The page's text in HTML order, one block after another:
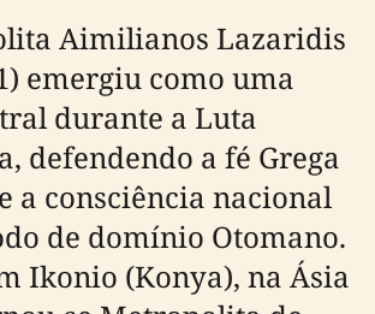
Aimilianos Lazaridis
emergiu como uma
durante a Luta
defendendo a fé Grega
a consciência nacional
de domínio Otomano.
Ikonio (Konya), na Ásia